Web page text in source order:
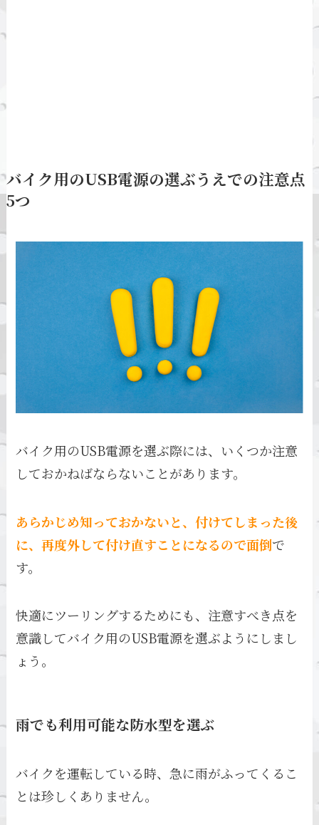
バイク用のUSB電源の選ぶうえでの注意点
5つ
バイク用のUSB電源を選ぶ際には、いくつか注意
しておかねばならないことがあります。
あらかじめ知っておかないと、付けてしまった後
に、再度外して付け直すことになるので面倒で
す。
快適にツーリングするためにも、注意すべき点を
意識してバイク用のUSB電源を選ぶようにしまし
ょう。
雨でも利用可能な防水型を選ぶ
バイクを運転している時、急に雨がふってくるこ
とは珍しくありません。